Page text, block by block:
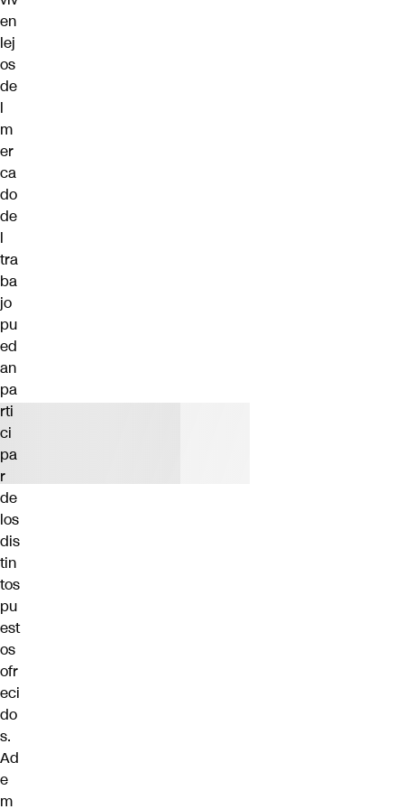
en
lej
os
de
l
m
er
ca
do
de
l
tra
ba
jo
pu
ed
an
pa
rti
ci
pa
r
de
los
dis
tin
tos
pu
est
os
ofr
eci
do
s.
Ad
e
m